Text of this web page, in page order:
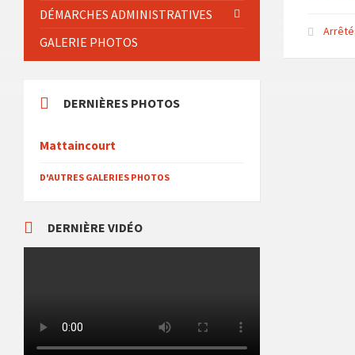
DÉMARCHES ADMINISTRATIVES
GALERIE PHOTOS
DERNIÈRES PHOTOS
Mattaincourt
D'AUTRES GALERIES PHOTOS
DERNIÈRE VIDÉO